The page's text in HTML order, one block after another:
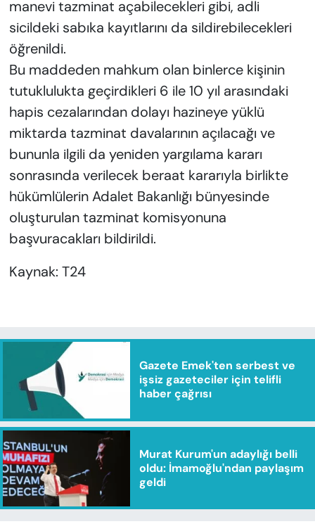
manevi tazminat açabilecekleri gibi, adli
sicildeki sabıka kayıtlarını da sildirebilecekleri
öğrenildi.
Bu maddeden mahkum olan binlerce kişinin
tutuklulukta geçirdikleri 6 ile 10 yıl arasındaki
hapis cezalarından dolayı hazineye yüklü
miktarda tazminat davalarının açılacağı ve
bununla ilgili da yeniden yargılama kararı
sonrasında verilecek beraat kararıyla birlikte
hükümlülerin Adalet Bakanlığı bünyesinde
oluşturulan tazminat komisyonuna
başvuracakları bildirildi.
Kaynak: T24
Gazete Emek'ten serbest ve
işsiz gazeteciler için telifli
haber çağrısı
Murat Kurum'un adaylığı belli
oldu: İmamoğlu'ndan paylaşım
geldi